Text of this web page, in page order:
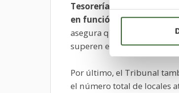
Tesorería, relacionados
en función de su
asegura que no es posible
superen el coste del
Por último, el Tribunal
el número total de locales